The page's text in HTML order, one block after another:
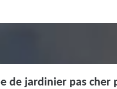
de jardinier pas cher